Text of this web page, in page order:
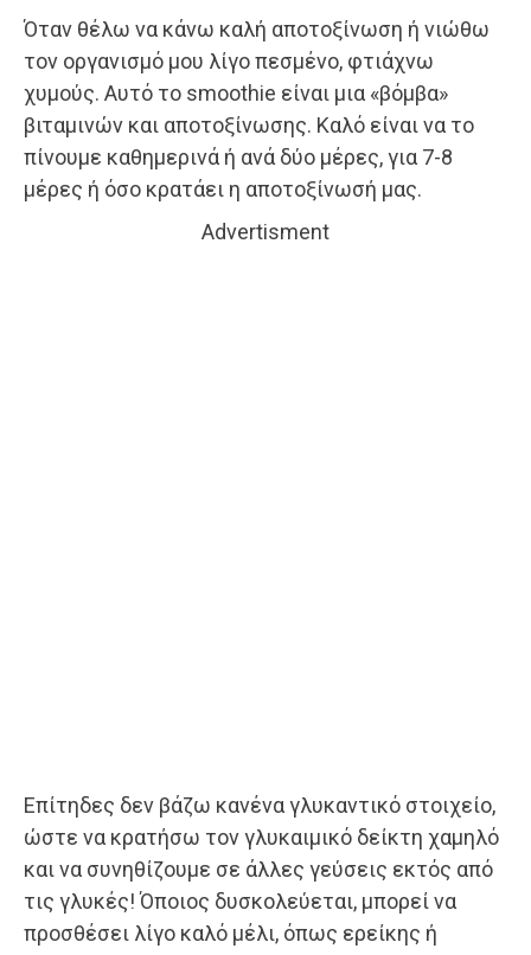
Όταν θέλω να κάνω καλή αποτοξίνωση ή νιώθω
τον οργανισμό μου λίγο πεσμένο, φτιάχνω
χυμούς. Αυτό το smoothie είναι μια «βόμβα»
βιταμινών και αποτοξίνωσης. Καλό είναι να το
πίνουμε καθημερινά ή ανά δύο μέρες, για 7-8
μέρες ή όσο κρατάει η αποτοξίνωσή μας.
Advertisment
Επίτηδες δεν βάζω κανένα γλυκαντικό στοιχείο,
ώστε να κρατήσω τον γλυκαιμικό δείκτη χαμηλό
και να συνηθίζουμε σε άλλες γεύσεις εκτός από
τις γλυκές! Όποιος δυσκολεύεται, μπορεί να
προσθέσει λίγο καλό μέλι, όπως ερείκης ή